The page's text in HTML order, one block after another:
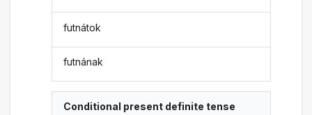
futnátok
futnának
Conditional present definite tense